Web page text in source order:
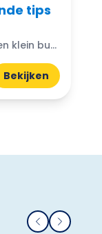
tips
Wat te doen in Nederland met een klein budget? Gelukkig zijn er volop budgetvriendelijke uitjes te vinden! Of je nu houdt van de natuur, cultuur of avontuur, er is altijd...
Bekijken